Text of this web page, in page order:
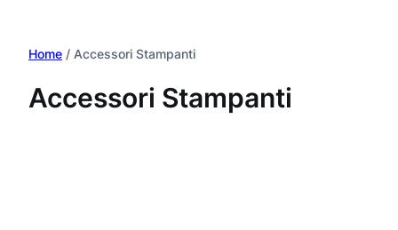
Home / Accessori Stampanti
Accessori Stampanti